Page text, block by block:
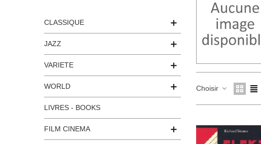
CLASSIQUE
JAZZ
VARIETE
WORLD
LIVRES - BOOKS
FILM CINEMA
Choisir